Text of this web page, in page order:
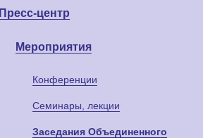
Пресс-центр
Мероприятия
Конференции
Семинары, лекции
Заседания Объединенного